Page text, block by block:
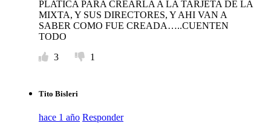
PLATICA PARA CREARLA A LA TARJETA DE LA
MIXTA, Y SUS DIRECTORES, Y AHI VAN A
SABER COMO FUE CREADA…..CUENTEN
TODO
3
1
Tito Bisleri
hace 1 año Responder